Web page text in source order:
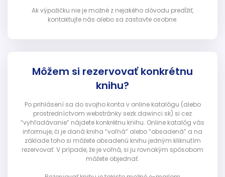
Ak výpožičku nie je možné z nejakého dôvodu predĺžiť,
kontaktujte nás alebo sa zastavte osobne.
Môžem si rezervovať konkrétnu
knihu?
Po prihlásení sa do svojho konta v online katalógu (alebo
prostredníctvom webstránky sezk.dawinci.sk) si cez
“vyhľadávanie” nájdete konkrétnu knihu. Online katalóg vás
informuje, či je daná kniha “voľná” alebo “obsadená” a na
základe toho si môžete obsadenú knihu jedným kliknutím
rezervovať. V prípade, že je voľná, si ju rovnakým spôsobom
môžete objednať.